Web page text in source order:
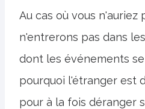
Au cas où vous n'auriez
n'entrerons pas dans
dont les événements
pourquoi l'étranger est
pour à la fois déranger